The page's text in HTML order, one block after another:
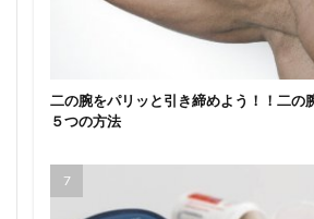
二の腕をパリッと引き締めよう！！二の
５つの方法